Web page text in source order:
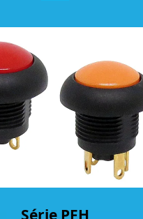
Série PFH